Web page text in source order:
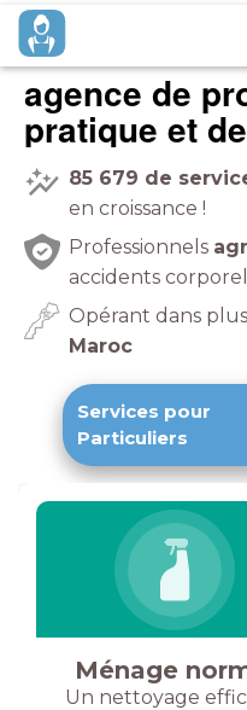
agence de
pratique et
85 679 de
en croissance !
Professionnels
accidents
Opérant dans
Maroc
Services pour
Particuliers
Ménage
Un nettoyage